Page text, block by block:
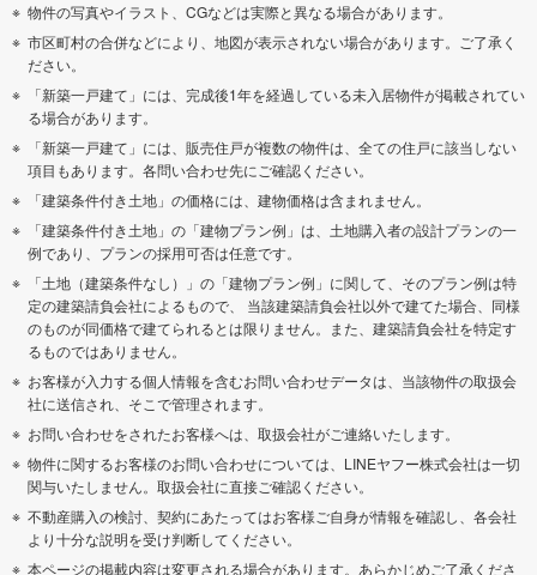
物件の写真やイラスト、CGなどは実際と異なる場合があります。
市区町村の合併などにより、地図が表示されない場合があります。ご了承く
ださい。
「新築一戸建て」には、完成後1年を経過している未入居物件が掲載されてい
る場合があります。
「新築一戸建て」には、販売住戸が複数の物件は、全ての住戸に該当しない
項目もあります。各問い合わせ先にご確認ください。
「建築条件付き土地」の価格には、建物価格は含まれません。
「建築条件付き土地」の「建物プラン例」は、土地購入者の設計プランの一
例であり、プランの採用可否は任意です。
「土地（建築条件なし）」の「建物プラン例」に関して、そのプラン例は特
定の建築請負会社によるもので、 当該建築請負会社以外で建てた場合、同様
のものが同価格で建てられるとは限りません。また、建築請負会社を特定す
るものではありません。
お客様が入力する個人情報を含むお問い合わせデータは、当該物件の取扱会
社に送信され、そこで管理されます。
お問い合わせをされたお客様へは、取扱会社がご連絡いたします。
物件に関するお客様のお問い合わせについては、LINEヤフー株式会社は一切
関与いたしません。取扱会社に直接ご確認ください。
不動産購入の検討、契約にあたってはお客様ご自身が情報を確認し、各会社
より十分な説明を受け判断してください。
本ページの掲載内容は変更される場合があります。あらかじめご了承くださ